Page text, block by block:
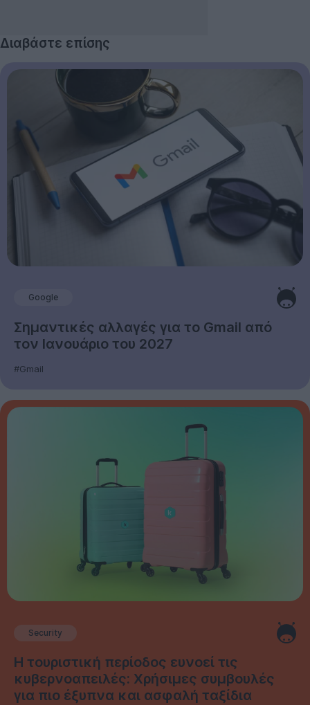
Διαβάστε επίσης
Google
Σημαντικές αλλαγές για το Gmail από
τον Ιανουάριο του 2027
#Gmail
Security
Η τουριστική περίοδος ευνοεί τις
κυβερνοαπειλές: Χρήσιμες συμβουλές
για πιο έξυπνα και ασφαλή ταξίδια